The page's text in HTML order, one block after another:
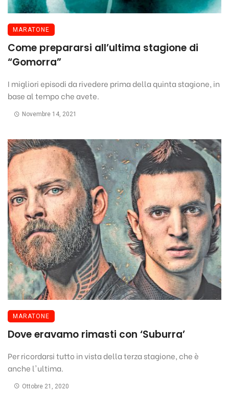
MARATONE
Come prepararsi all’ultima stagione di
“Gomorra”
I migliori episodi da rivedere prima della quinta stagione, in
base al tempo che avete.
Novembre 14, 2021
MARATONE
Dove eravamo rimasti con ‘Suburra’
Per ricordarsi tutto in vista della terza stagione, che è
anche l'ultima.
Ottobre 21, 2020